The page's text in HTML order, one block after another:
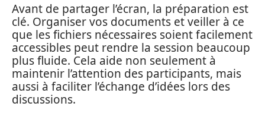
Avant de partager l’écran, la préparation est
clé. Organiser vos documents et veiller à ce
que les fichiers nécessaires soient facilement
accessibles peut rendre la session beaucoup
plus fluide. Cela aide non seulement à
maintenir l’attention des participants, mais
aussi à faciliter l’échange d’idées lors des
discussions.